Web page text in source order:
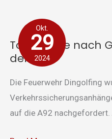
Okt.
29
2024
Todesfolge nach
der A92
Die Feuerwehr Dingolfing
auf die A92 nachgefordert.
Todesfolge
nach
Geisterfahrt
auf
der
A92